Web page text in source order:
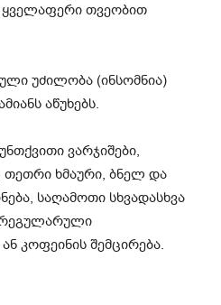
ყველაფერი თვეობით
უძილობა (ინსომნია)
აწუხებს.
ვარჯიშები,
თეთრი ხმაური, ბნელ და
საღამოთი სხვადასხვა
რეგულარული
კოფეინის შემცირება.